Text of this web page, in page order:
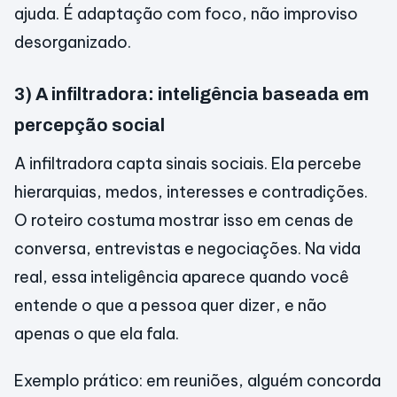
ajuda. É adaptação com foco, não improviso
desorganizado.
3) A infiltradora: inteligência baseada em
percepção social
A infiltradora capta sinais sociais. Ela percebe
hierarquias, medos, interesses e contradições.
O roteiro costuma mostrar isso em cenas de
conversa, entrevistas e negociações. Na vida
real, essa inteligência aparece quando você
entende o que a pessoa quer dizer, e não
apenas o que ela fala.
Exemplo prático: em reuniões, alguém concorda